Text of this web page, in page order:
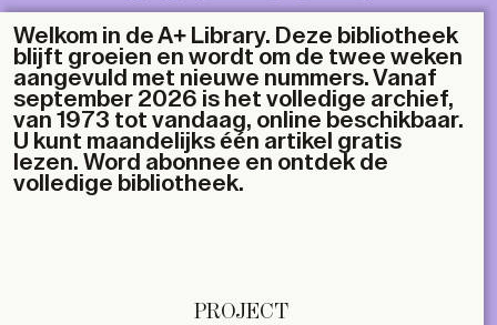
Welkom in de A+ Library. Deze bibliotheek
blijft groeien en wordt om de twee weken
aangevuld met nieuwe nummers. Vanaf
september 2026 is het volledige archief,
van 1973 tot vandaag, online beschikbaar.
U kunt maandelijks één artikel gratis
lezen. Word abonnee en ontdek de
volledige bibliotheek.
PROJECT